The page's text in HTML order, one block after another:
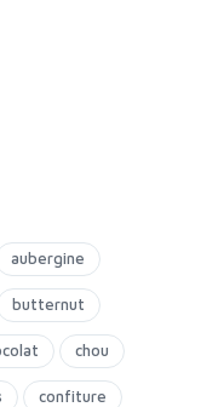
aubergine
butternut
chou
confiture